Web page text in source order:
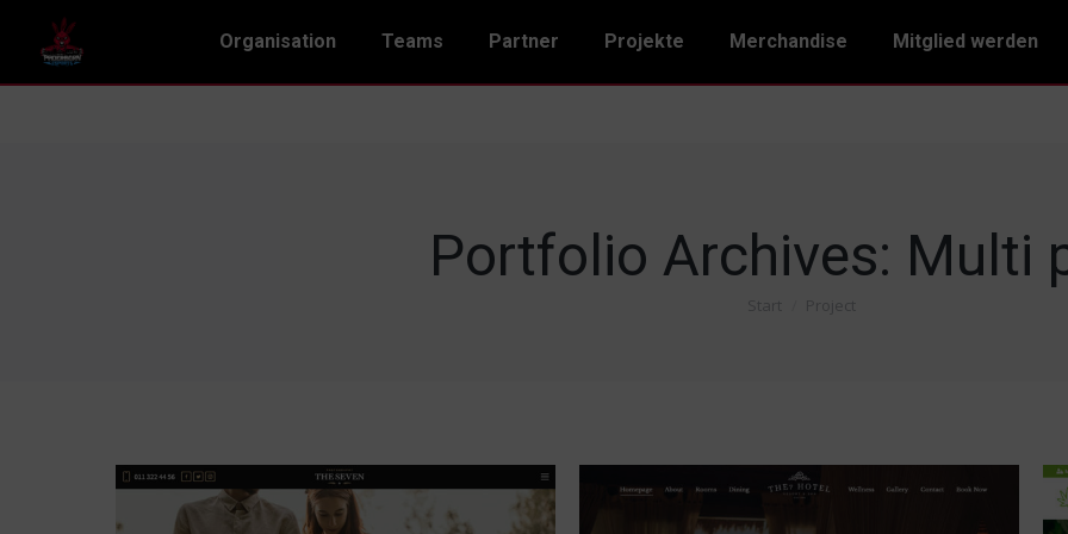
Organisation Teams Partner Projekte Merchandise Mitglied werden
Portfolio Archives: Multi